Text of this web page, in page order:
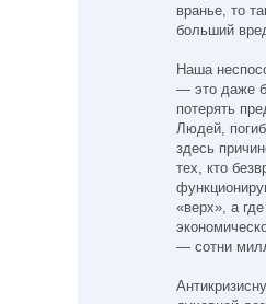
вранье, то
больший
Наша
— это даже
потерять
Людей,
здесь
тех, кто
«верх», а
— сотни